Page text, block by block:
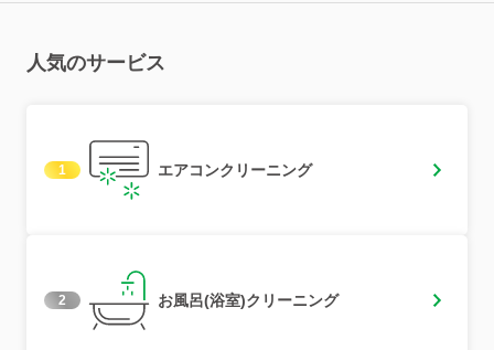
人気のサービス
1 エアコンクリーニング
2 お風呂(浴室)クリーニング